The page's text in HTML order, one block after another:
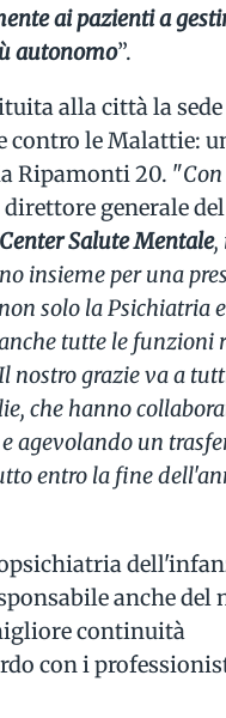
ai pazienti a
autonomo”.
alla città la
contro le Malattie:
Ripamonti 20. "Con
generale del
Salute Mentale,
insieme per una
solo la Psichiatria
tutte le funzioni
nostro grazie va a
che hanno
agevolando un
entro la fine
anche del
continuità
con i